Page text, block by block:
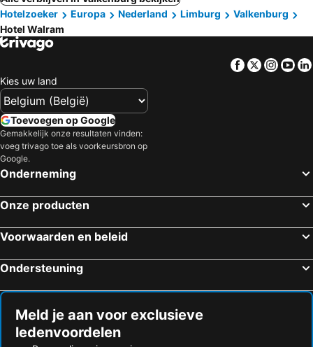
Hotelzoeker
Europa Nederland Limburg
Valkenburg
Hotel Walram
Facebook
Twitter
Kies uw land
Toevoegen op Google
Gemakkelijk onze resultaten vinden:
voeg trivago toe als voorkeursbron op
Google.
Onderneming
Onze producten
Voorwaarden en beleid
Ondersteuning
Meld je aan voor exclusieve
ledenvoordelen